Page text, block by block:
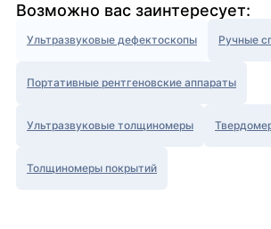
Возможно вас заинтересует:
Ультразвуковые дефектоскопы Ручные
Портативные рентгеновские аппараты
Ультразвуковые толщиномеры
Толщиномеры покрытий